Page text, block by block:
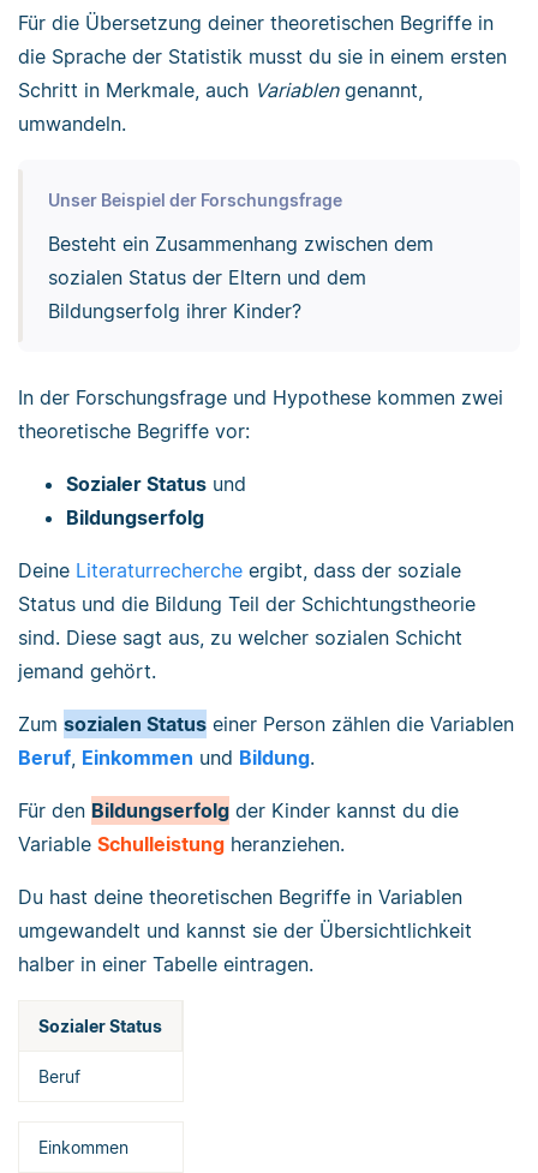
Für die Übersetzung deiner theoretischen Begriffe in
die Sprache der Statistik musst du sie in einem ersten
Schritt in Merkmale, auch Variablengenannt,
umwandeln.
Unser Beispiel der Forschungsfrage
Besteht ein Zusammenhang zwischen dem
sozialen Status der Eltern und dem
Bildungserfolg ihrer Kinder?
In der Forschungsfrage und Hypothese kommen zwei
theoretische Begriffe vor:
Sozialer Status und
Bildungserfolg
Deine Literaturrecherche ergibt, dass der soziale
Status und die Bildung Teil der Schichtungstheorie
sind. Diese sagt aus, zu welcher sozialen Schicht
jemand gehört.
Zum sozialen Status einer Person zählen die Variablen
Beruf Einkommen und Bildung.
Für den Bildungserfolg der Kinder kannst du die
Variable Schulleistung heranziehen.
Du hast deine theoretischen Begriffe in Variablen
umgewandelt und kannst sie der Übersichtlichkeit
halber in einer Tabelle eintragen.
Sozialer Status
Beruf
Einkommen